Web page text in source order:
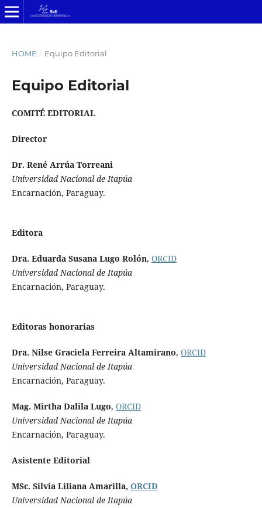
HOME / Equipo Editorial
Equipo Editorial
COMITÉ EDITORIAL
Director
Dr. René Arrúa Torreani
Universidad Nacional de Itapúa
Encarnación, Paraguay.
Editora
Dra. Eduarda Susana Lugo Rolón, ORCID
Universidad Nacional de Itapúa
Encarnación, Paraguay.
Editoras honorarias
Dra. Nilse Graciela Ferreira Altamirano, ORCID
Universidad Nacional de Itapúa
Encarnación, Paraguay.
Mag. Mirtha Dalila Lugo, ORCID
Universidad Nacional de Itapúa
Encarnación, Paraguay.
Asistente Editorial
MSc. Silvia Liliana Amarilla, ORCID
Universidad Nacional de Itapúa